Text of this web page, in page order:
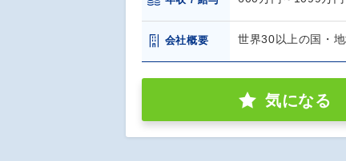
会社概要 世界30以上の国・
気になる